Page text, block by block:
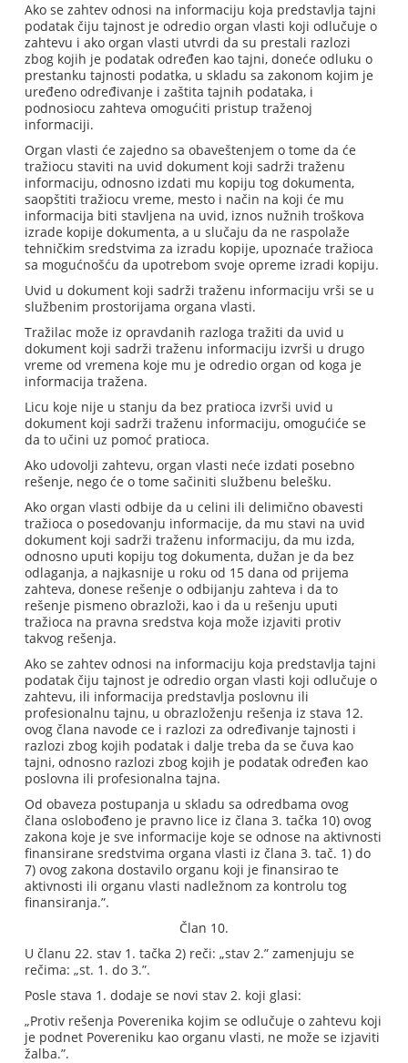
Ako se zahtev odnosi na informaciju koja predstavlja tajni
podatak čiju tajnost je odredio organ vlasti koji odlučuje o
zahtevu i ako organ vlasti utvrdi da su prestali razlozi
zbog kojih je podatak određen kao tajni, doneće odluku o
prestanku tajnosti podatka, u skladu sa zakonom kojim je
uređeno određivanje i zaštita tajnih podataka, i
podnosiocu zahteva omogućiti pristup traženoj
informaciji.
Organ vlasti će zajedno sa obaveštenjem o tome da će
tražiocu staviti na uvid dokument koji sadrži traženu
informaciju, odnosno izdati mu kopiju tog dokumenta,
saopštiti tražiocu vreme, mesto i način na koji će mu
informacija biti stavljena na uvid, iznos nužnih troškova
izrade kopije dokumenta, a u slučaju da ne raspolaže
tehničkim sredstvima za izradu kopije, upoznaće tražioca
sa mogućnošću da upotrebom svoje opreme izradi kopiju.
Uvid u dokument koji sadrži traženu informaciju vrši se u
službenim prostorijama organa vlasti.
Tražilac može iz opravdanih razloga tražiti da uvid u
dokument koji sadrži traženu informaciju izvrši u drugo
vreme od vremena koje mu je odredio organ od koga je
informacija tražena.
Licu koje nije u stanju da bez pratioca izvrši uvid u
dokument koji sadrži traženu informaciju, omogućiće se
da to učini uz pomoć pratioca.
Ako udovolji zahtevu, organ vlasti neće izdati posebno
rešenje, nego će o tome sačiniti službenu belešku.
Ako organ vlasti odbije da u celini ili delimično obavesti
tražioca o posedovanju informacije, da mu stavi na uvid
dokument koji sadrži traženu informaciju, da mu izda,
odnosno uputi kopiju tog dokumenta, dužan je da bez
odlaganja, a najkasnije u roku od 15 dana od prijema
zahteva, donese rešenje o odbijanju zahteva i da to
rešenje pismeno obrazloži, kao i da u rešenju uputi
tražioca na pravna sredstva koja može izjaviti protiv
takvog rešenja.
Ako se zahtev odnosi na informaciju koja predstavlja tajni
podatak čiju tajnost je odredio organ vlasti koji odlučuje o
zahtevu, ili informacija predstavlja poslovnu ili
profesionalnu tajnu, u obrazloženju rešenja iz stava 12.
ovog člana navode ce i razlozi za određivanje tajnosti i
razlozi zbog kojih podatak i dalje treba da se čuva kao
tajni, odnosno razlozi zbog kojih je podatak određen kao
poslovna ili profesionalna tajna.
Od obaveza postupanja u skladu sa odredbama ovog
člana oslobođeno je pravno lice iz člana 3. tačka 10) ovog
zakona koje je sve informacije koje se odnose na aktivnosti
finansirane sredstvima organa vlasti iz člana 3. tač. 1) do
7) ovog zakona dostavilo organu koji je finansirao te
aktivnosti ili organu vlasti nadležnom za kontrolu tog
finansiranja.”.
Član 10.
U članu 22. stav 1. tačka 2) reči: „stav 2.” zamenjuju se
rečima: „st. 1. do 3.”.
Posle stava 1. dodaje se novi stav 2. koji glasi:
„Protiv rešenja Poverenika kojim se odlučuje o zahtevu koji
je podnet Povereniku kao organu vlasti, ne može se izjaviti
žalba.”.